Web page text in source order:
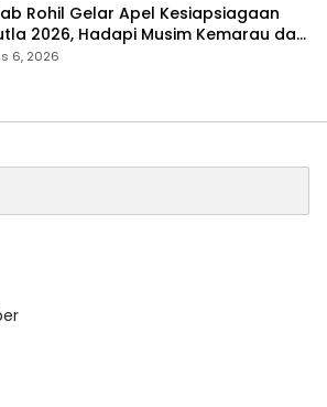
Rohil Gelar Apel Kesiapsiagaan
2026, Hadapi Musim Kemarau dan
6, 2026